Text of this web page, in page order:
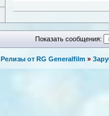
Показать сообщения:
Релизы от RG Generalfilm »